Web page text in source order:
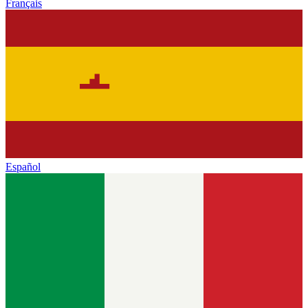
Français
Español